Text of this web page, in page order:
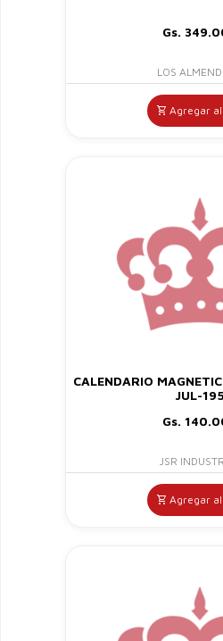
Gs.
LOS
Agregar
CALENDARIO
JUL-195
Gs.
JSR
Agregar